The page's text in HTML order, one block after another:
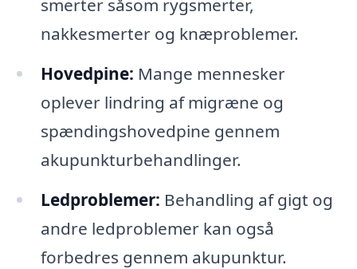
smerter såsom rygsmerter,
nakkesmerter og knæproblemer.
Hovedpine: Mange mennesker
oplever lindring af migræne og
spændingshovedpine gennem
akupunkturbehandlinger.
Ledproblemer: Behandling af gigt og
andre ledproblemer kan også
forbedres gennem akupunktur.